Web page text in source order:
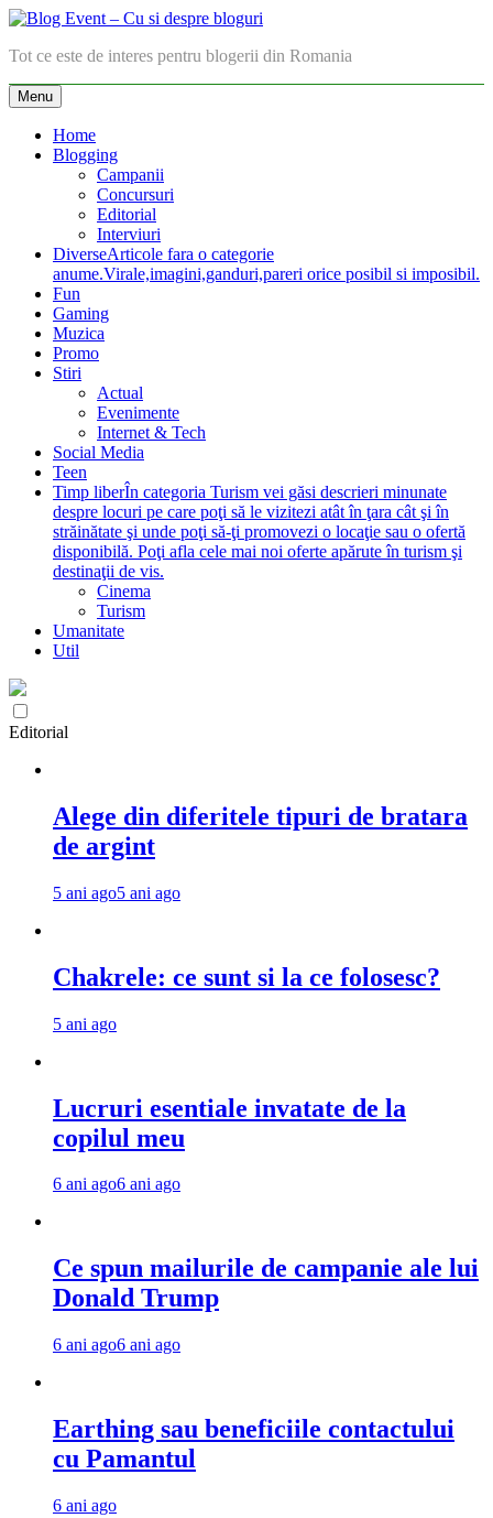
Skip
content
Blog Event – Cu si despre bloguri
Tot ce este de interes pentru blogerii din Romania
Menu
Home
Blogging
Campanii
Concursuri
Editorial
Interviuri
DiverseArticole fara o categorie
anume.Virale,imagini,ganduri,pareri orice posibil si imposibil.
Fun
Gaming
Muzica
Promo
Stiri
Actual
Evenimente
Internet & Tech
Social Media
Teen
Timp liberÎn categoria Turism vei găsi descrieri minunate
despre locuri pe care poţi să le vizitezi atât în ţara cât şi în
străinătate şi unde poţi să-ţi promovezi o locaţie sau o ofertă
disponibilă. Poţi afla cele mai noi oferte apărute în turism şi
destinaţii de vis.
Cinema
Turism
Umanitate
Util
Editorial
Alege din diferitele tipuri de bratara
de argint
5 ani ago5 ani ago
Chakrele: ce sunt si la ce folosesc?
5 ani ago
Lucruri esentiale invatate de la
copilul meu
6 ani ago6 ani ago
Ce spun mailurile de campanie ale lui
Donald Trump
6 ani ago6 ani ago
Earthing sau beneficiile contactului
cu Pamantul
6 ani ago